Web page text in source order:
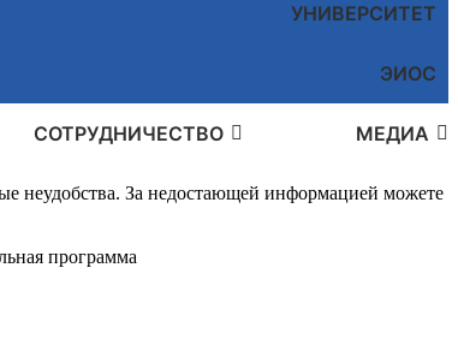
УНИВЕРСИТЕТ
ЭИОС
СОТРУДНИЧЕСТВО МЕДИА
неудобства. За недостающей информацией можете
программа